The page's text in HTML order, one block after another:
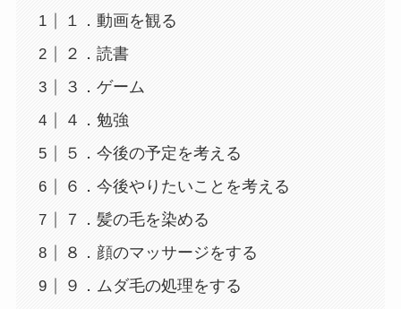
１．動画を観る
２．読書
３．ゲーム
４．勉強
５．今後の予定を考える
６．今後やりたいことを考える
７．髪の毛を染める
８．顔のマッサージをする
９．ムダ毛の処理をする